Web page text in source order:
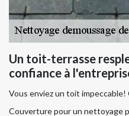
Un toit-terrasse
confiance à
Vous enviez un toit
Couverture pour un nettoyage